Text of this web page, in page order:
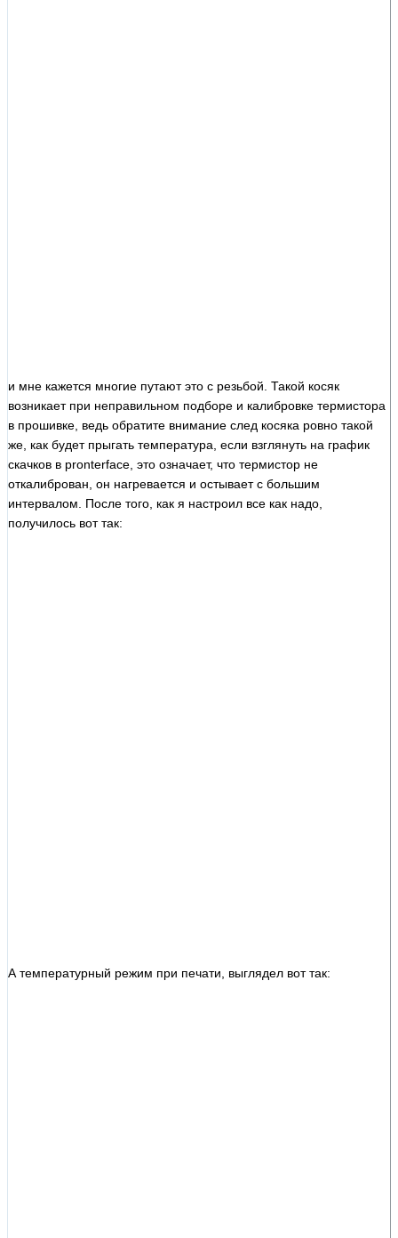
и мне кажется многие путают это с резьбой. Такой косяк
возникает при неправильном подборе и калибровке термистора
в прошивке, ведь обратите внимание след косяка ровно такой
же, как будет прыгать температура, если взглянуть на график
скачков в pronterface, это означает, что термистор не
откалиброван, он нагревается и остывает с большим
интервалом. После того, как я настроил все как надо,
получилось вот так:
А температурный режим при печати, выглядел вот так: